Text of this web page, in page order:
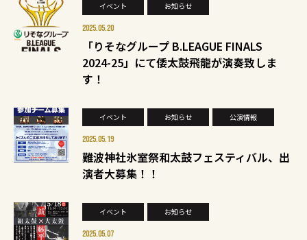
イベント お知らせ
2025.05.20
「りそなグループ B.LEAGUE FINALS
2024-25」にて倭太鼓飛龍が演奏致しま
す！
イベント お知らせ 公演情報
2025.05.19
難波神社氷室祭和太鼓フェスティバル、出
演者大募集！！
イベント お知らせ
2025.05.07